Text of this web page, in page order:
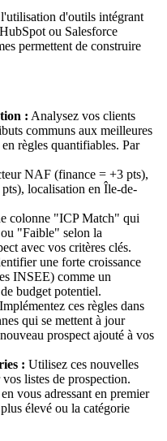
d'outils intégrant
ou Salesforce
permettent de construire
: Analysez vos clients
communs aux meilleures
règles quantifiables. Par
NAF (finance = +3 pts),
localisation en Île-de-
colonne "ICP Match" qui
"Faible" selon la
avec vos critères clés.
une forte croissance
INSEE) comme un
budget potentiel.
Implémentez ces règles dans
qui se mettent à jour
prospect ajouté à vos
: Utilisez ces nouvelles
listes de prospection.
vous adressant en premier
élevé ou la catégorie